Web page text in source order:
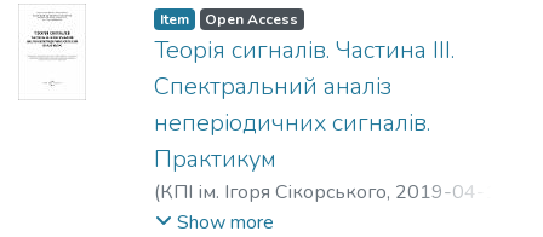
подано короткі відомості про структуру,
властивості радіоприймальних
пристроїв і наведено методику
розрахунку їх основних параметрів.
Викладений матеріал можна
використовувати під час підготовки до
іспиту з дисципліни.
Item Open Access
Теорія сигналів. Частина III.
Спектральний аналіз
неперіодичних сигналів.
Практикум
(КПІ ім. Ігоря Сікорського, 2019-04-10
Кущ, Сергій Миколайович
Show more